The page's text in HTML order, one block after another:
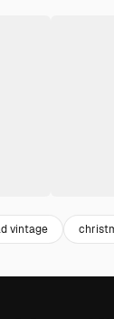
vintage